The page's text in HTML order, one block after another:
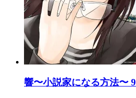
響〜小説家になる方法〜 9